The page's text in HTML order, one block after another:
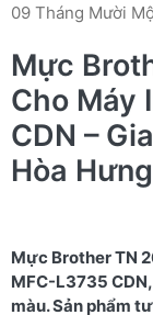
09 Tháng Mười
Mực
Cho Máy
CDN –
Hòa
Mực Brother TN
MFC-L3735
màu. Sản phẩm